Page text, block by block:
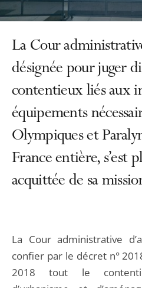
La Cour
désignée pour juger
contentieux liés aux
équipements
Olympiques et
France entière, s’est
acquittée de sa
La Cour administrative
confier par le décret n°
2018 tout le